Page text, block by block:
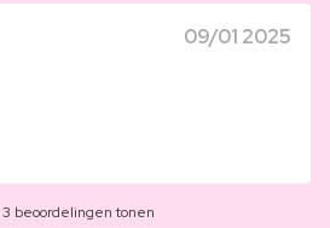
09/01 2025
3 beoordelingen tonen